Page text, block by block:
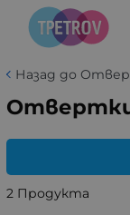
Назад до
Отвертки
2 Продукта